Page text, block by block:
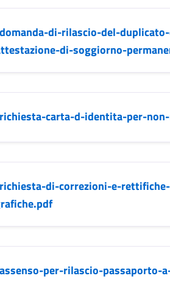
domanda-di-rilascio-del-
di-soggiorno-
richiesta-carta-d-identita-per-
richiesta-di-correzioni-e-
assenso-per-rilascio-passaporto-